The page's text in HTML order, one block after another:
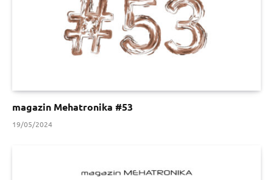
magazin Mehatronika #53
19/05/2024